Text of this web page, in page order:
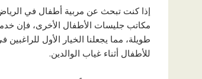
إذا كنت تبحث عن مربية أطفال في
مكاتب جليسات الأطفال الأخرى، فإن
طويلة، مما يجعلنا الخيار الأول
للأطفال أثناء غياب الوالدين.